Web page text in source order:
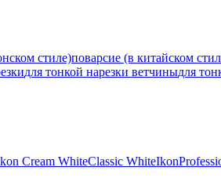
стиле)поварсие (в китайском
для тонкой нарезки ветчиныдля
Cream WhiteClassic WhiteIkon